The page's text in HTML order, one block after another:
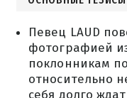
Певец LAUD
фотографией
поклонникам
относительно
себя долго